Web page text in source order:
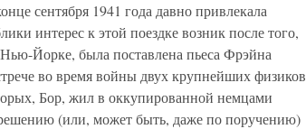
сентября 1941 года давно привлекала
интерес к этой поездке возник после того,
Йорке, была поставлена пьеса Фрэйна
во время войны двух крупнейших физиков
Бор, жил в оккупированной немцами
(или, может быть, даже по поручению)